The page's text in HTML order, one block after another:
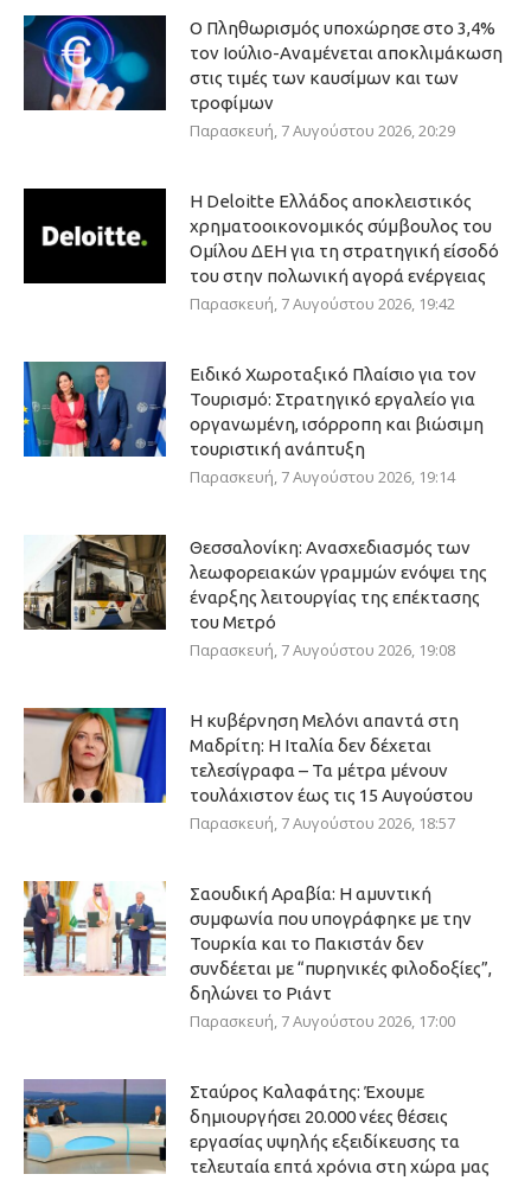
Ο Πληθωρισμός υποχώρησε στο 3,4%
τον Ιούλιο-Αναμένεται αποκλιμάκωση
στις τιμές των καυσίμων και των
τροφίμων
Παρασκευή, 7 Αυγούστου 2026, 20:29
Η Deloitte Ελλάδος αποκλειστικός
χρηματοοικονομικός σύμβουλος του
Ομίλου ΔΕΗ για τη στρατηγική είσοδό
του στην πολωνική αγορά ενέργειας
Παρασκευή, 7 Αυγούστου 2026, 19:42
Ειδικό Χωροταξικό Πλαίσιο για τον
Τουρισμό: Στρατηγικό εργαλείο για
οργανωμένη, ισόρροπη και βιώσιμη
τουριστική ανάπτυξη
Παρασκευή, 7 Αυγούστου 2026, 19:14
Θεσσαλονίκη: Ανασχεδιασμός των
λεωφορειακών γραμμών ενόψει της
έναρξης λειτουργίας της επέκτασης
του Μετρό
Παρασκευή, 7 Αυγούστου 2026, 19:08
Η κυβέρνηση Μελόνι απαντά στη
Μαδρίτη: Η Ιταλία δεν δέχεται
τελεσίγραφα – Τα μέτρα μένουν
τουλάχιστον έως τις 15 Αυγούστου
Παρασκευή, 7 Αυγούστου 2026, 18:57
Σαουδική Αραβία: Η αμυντική
συμφωνία που υπογράφηκε με την
Τουρκία και το Πακιστάν δεν
συνδέεται με “πυρηνικές φιλοδοξίες”,
δηλώνει το Ριάντ
Παρασκευή, 7 Αυγούστου 2026, 17:00
Σταύρος Καλαφάτης: Έχουμε
δημιουργήσει 20.000 νέες θέσεις
εργασίας υψηλής εξειδίκευσης τα
τελευταία επτά χρόνια στη χώρα μας